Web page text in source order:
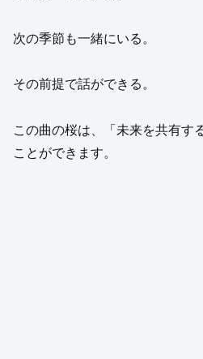
次の季節も一緒にいる。
その前提で話ができる。
この曲の桜は、「未来を共有す
ことができます。